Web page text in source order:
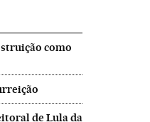
como
de Lula da